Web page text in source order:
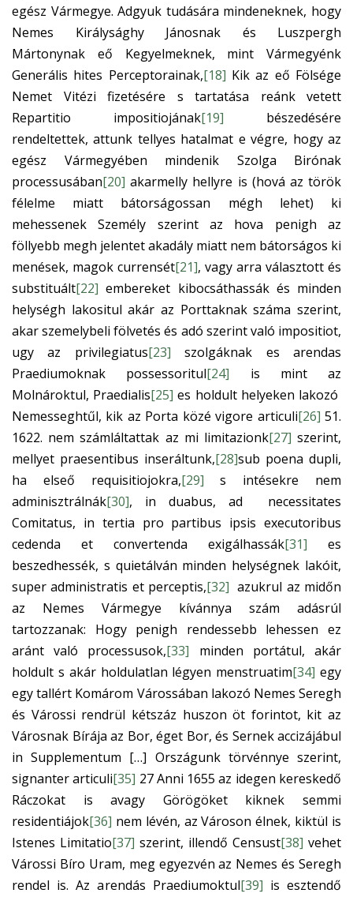
egész Vármegye. Adgyuk tudására mindeneknek, hogy
Nemes Királysághy Jánosnak és Luszpergh
Mártonynak eő Kegyelmeknek, mint Vármegyénk
Generális hites Perceptorainak,[18] Kik az eő Fölsége
Nemet Vitézi fizetésére s tartatása reánk vetett
Repartitio impositiojának[19] bészedésére
rendeltettek, attunk tellyes hatalmat e végre, hogy az
egész Vármegyében mindenik Szolga Birónak
processusában[20] akarmelly hellyre is (hová az török
félelme miatt bátorságossan mégh lehet) ki
mehessenek Személy szerint az hova penigh az
föllyebb megh jelentet akadály miatt nem bátorságos ki
menések, magok currensét[21], vagy arra választott és
substituált[22] embereket kibocsáthassák és minden
helységh lakositul akár az Porttaknak száma szerint,
akar szemelybeli fölvetés és adó szerint való impositiot,
ugy az privilegiatus[23] szolgáknak es arendas
Praediumoknak possessoritul[24] is mint az
Molnároktul, Praedialis[25] es holdult helyeken lakozó
Nemesseghtűl, kik az Porta közé vigore articuli[26] 51.
1622. nem számláltattak az mi limitazionk[27] szerint,
mellyet praesentibus inseráltunk,[28]sub poena dupli,
ha elseő requisitiojokra,[29] s intésekre nem
adminisztrálnák[30], in duabus, ad necessitates
Comitatus, in tertia pro partibus ipsis executoribus
cedenda et convertenda exigálhassák[31] es
beszedhessék, s quietálván minden helységnek lakóit,
super administratis et perceptis,[32] azukrul az midőn
az Nemes Vármegye kívánnya szám adásrúl
tartozzanak: Hogy penigh rendessebb lehessen ez
aránt való processusok,[33] minden portátul, akár
holdult s akár holdulatlan légyen menstruatim[34] egy
egy tallért Komárom Várossában lakozó Nemes Seregh
és Várossi rendrül kétszáz huszon öt forintot, kit az
Városnak Bírája az Bor, éget Bor, és Sernek accizájábul
in Supplementum […] Országunk törvénnye szerint,
signanter articuli[35] 27 Anni 1655 az idegen kereskedő
Ráczokat is avagy Görögöket kiknek semmi
residentiájok[36] nem lévén, az Városon élnek, kiktül is
Istenes Limitatio[37] szerint, illendő Censust[38] vehet
Várossi Bíro Uram, meg egyezvén az Nemes és Seregh
rendel is. Az arendás Praediumoktul[39] is esztendő